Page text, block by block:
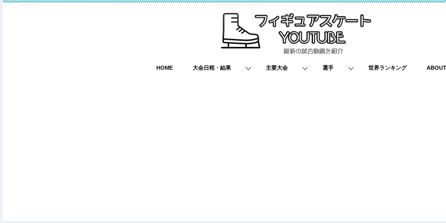
HOME 大会日程・結果 主要大会 選手 世界ランキング